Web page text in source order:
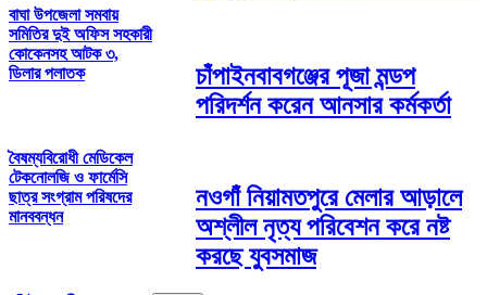
বাঘা উপজেলা সমবায়
সমিতির দুই অফিস সহকারী
কোকেনসহ আটক ৩,
ডিলার পলাতক
বৈষম্যবিরোধী মেডিকেল
টেকনোলজি ও ফার্মেসি
ছাত্র সংগ্রাম পরিষদের
মানববন্ধন
চাঁপাইনবাবগঞ্জের পূজা মন্ডপ
পরিদর্শন করেন আনসার কর্মকর্তা
নওগাঁ নিয়ামতপুরে মেলার আড়ালে
অশ্লীল নৃত্য পরিবেশন করে নষ্ট
করছে যুবসমাজ